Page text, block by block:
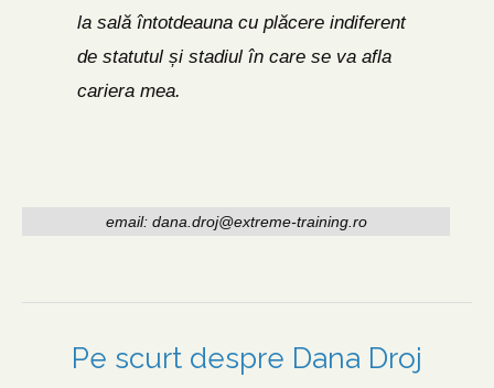
la sală întotdeauna cu plăcere indiferent
de statutul și stadiul în care se va afla
cariera mea.
email: dana.droj@extreme-training.ro
Pe scurt despre Dana Droj